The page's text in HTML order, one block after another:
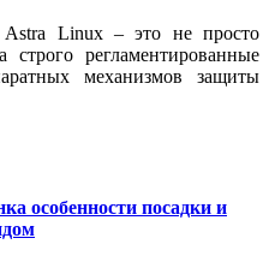
Linux – это не просто
строго регламентированные
механизмов защиты
особенности посадки и